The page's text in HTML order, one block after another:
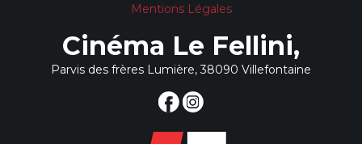
Mentions Légales
Cinéma Le Fellini,
Parvis des frères Lumière, 38090 Villefontaine